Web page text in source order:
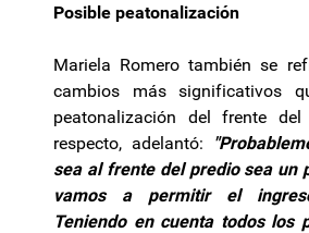
Posible peatonalización
Mariela Romero también se
cambios más significativos
peatonalización del frente
respecto, adelantó:
sea al frente del predio sea un
vamos a permitir el
Teniendo en cuenta todos los